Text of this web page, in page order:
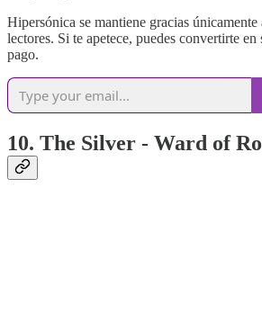
Hipersónica se mantiene gracias únicamente
lectores. Si te apetece, puedes convertirte
pago.
10. The Silver - Ward of